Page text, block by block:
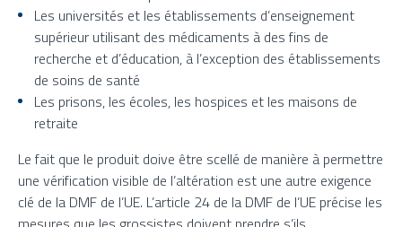
Les universités et les établissements d’enseignement
supérieur utilisant des médicaments à des fins de
recherche et d’éducation, à l’exception des établissements
de soins de santé
Les prisons, les écoles, les hospices et les maisons de
retraite
Le fait que le produit doive être scellé de manière à permettre
une vérification visible de l’altération est une autre exigence
clé de la DMF de l’UE. L’article 24 de la DMF de l’UE précise les